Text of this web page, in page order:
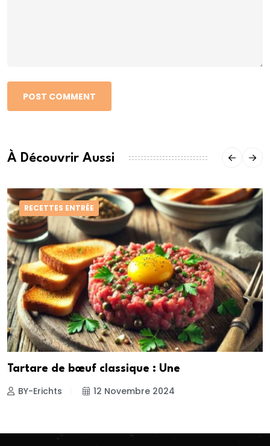
POST COMMENT
À Découvrir Aussi
RECETTES ENTRÉE
Tartare de bœuf classique : Une
BY-Erichts 12 Novembre 2024